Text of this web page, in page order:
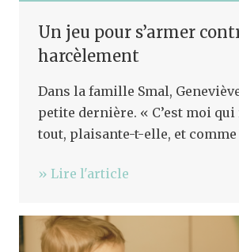
Un jeu pour s’armer
harcèlement
Dans la famille Smal,
petite dernière. « C’est moi
tout, plaisante-t-elle, et
» Lire l'article